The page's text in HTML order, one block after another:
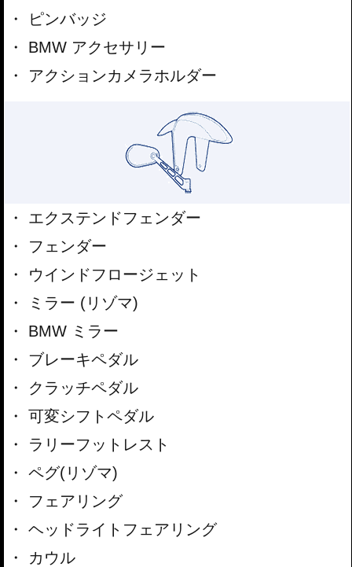
ピンバッジ
BMW アクセサリー
アクションカメラホルダー
エクステンドフェンダー
フェンダー
ウインドフロージェット
ミラー (リゾマ)
BMW ミラー
ブレーキペダル
クラッチペダル
可変シフトペダル
ラリーフットレスト
ペグ(リゾマ)
フェアリング
ヘッドライトフェアリング
カウル